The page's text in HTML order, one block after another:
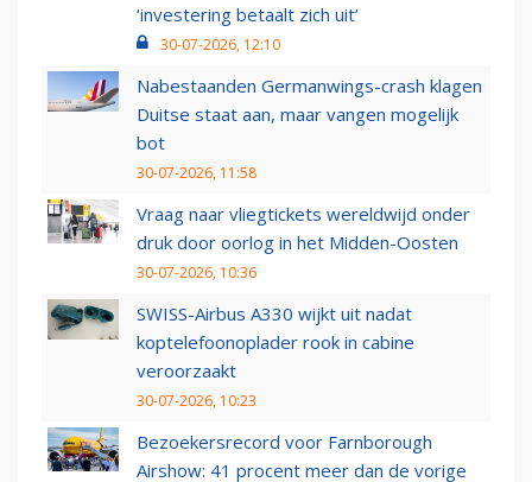
‘investering betaalt zich uit’
30-07-2026, 12:10
Nabestaanden Germanwings-crash klagen
Duitse staat aan, maar vangen mogelijk
bot
30-07-2026, 11:58
Vraag naar vliegtickets wereldwijd onder
druk door oorlog in het Midden-Oosten
30-07-2026, 10:36
SWISS-Airbus A330 wijkt uit nadat
koptelefoonoplader rook in cabine
veroorzaakt
30-07-2026, 10:23
Bezoekersrecord voor Farnborough
Airshow: 41 procent meer dan de vorige